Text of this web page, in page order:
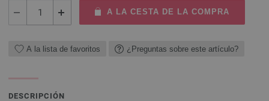
A LA CESTA DE LA COMPRA
A la lista de favoritos ¿Preguntas sobre este artículo?
DESCRIPCIÓN